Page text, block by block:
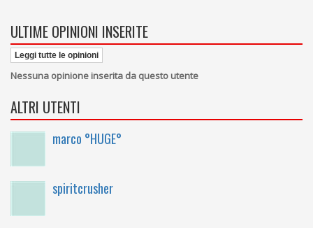
ULTIME OPINIONI INSERITE
Leggi tutte le opinioni
Nessuna opinione inserita da questo utente
ALTRI UTENTI
marco °HUGE°
spiritcrusher